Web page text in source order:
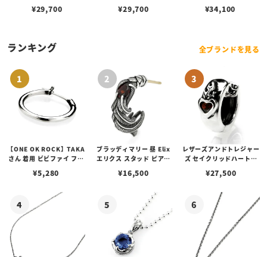
¥29,700 ¥29,700 ¥34,100
ランキング 全ブランドを見る
【ONE OK ROCK】TAKA
さん 着用 ビビファイ フー
¥5,280
ブラッディマリー 昼 Elix
エリクス スタッド ピアス
¥16,500
レザーズアンドトレジャー
ズ セイクリッドハートピ
¥27,500